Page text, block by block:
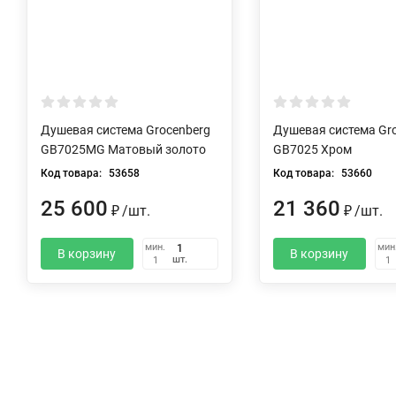
Душевая система Grocenberg
GB7025MG Матовый золото
Код товара: 53658
25 600 ₽ /шт.
В корзину
мин.
1
шт.
Душевая система
GB7025 Хром
Код товара: 53660
21 360 ₽ /шт.
В корзину
мин.
1